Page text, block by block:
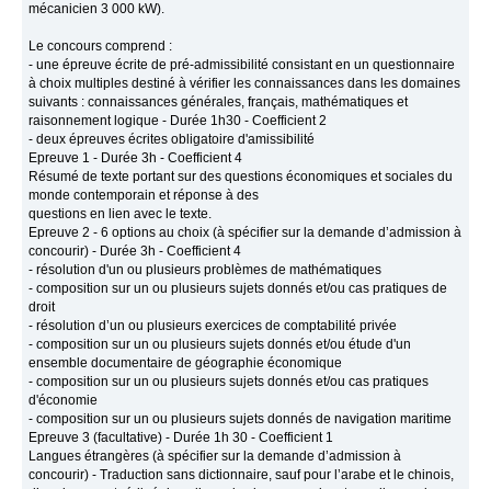
mécanicien 3 000 kW).
Le concours comprend :
- une épreuve écrite de pré-admissibilité consistant en un questionnaire
à choix multiples destiné à vérifier les connaissances dans les domaines
suivants : connaissances générales, français, mathématiques et
raisonnement logique - Durée 1h30 - Coefficient 2
- deux épreuves écrites obligatoire d'amissibilité
Epreuve 1 - Durée 3h - Coefficient 4
Résumé de texte portant sur des questions économiques et sociales du
monde contemporain et réponse à des
questions en lien avec le texte.
Epreuve 2 - 6 options au choix (à spécifier sur la demande d’admission à
concourir) - Durée 3h - Coefficient 4
- résolution d'un ou plusieurs problèmes de mathématiques
- composition sur un ou plusieurs sujets donnés et/ou cas pratiques de
droit
- résolution d’un ou plusieurs exercices de comptabilité privée
- composition sur un ou plusieurs sujets donnés et/ou étude d'un
ensemble documentaire de géographie économique
- composition sur un ou plusieurs sujets donnés et/ou cas pratiques
d'économie
- composition sur un ou plusieurs sujets donnés de navigation maritime
Epreuve 3 (facultative) - Durée 1h 30 - Coefficient 1
Langues étrangères (à spécifier sur la demande d’admission à
concourir) - Traduction sans dictionnaire, sauf pour l’arabe et le chinois,